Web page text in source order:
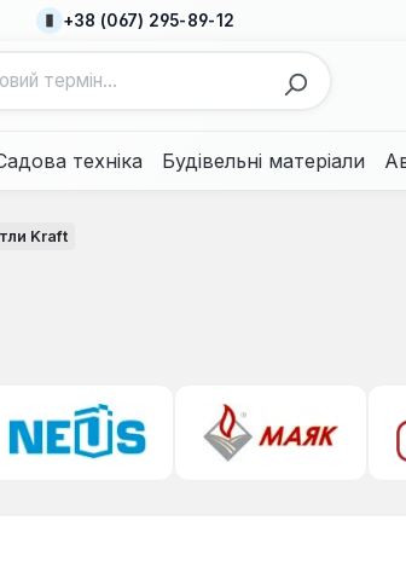
+38 (067) 295-89-12
техніка Будівельні матеріали
Kraft